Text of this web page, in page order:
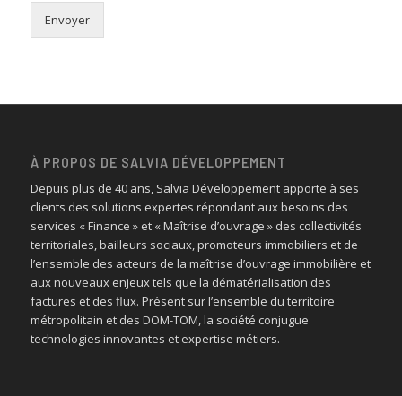
Envoyer
À PROPOS DE SALVIA DÉVELOPPEMENT
Depuis plus de 40 ans, Salvia Développement apporte à ses
clients des solutions expertes répondant aux besoins des
services « Finance » et « Maîtrise d’ouvrage » des collectivités
territoriales, bailleurs sociaux, promoteurs immobiliers et de
l’ensemble des acteurs de la maîtrise d’ouvrage immobilière et
aux nouveaux enjeux tels que la dématérialisation des
factures et des flux. Présent sur l’ensemble du territoire
métropolitain et des DOM-TOM, la société conjugue
technologies innovantes et expertise métiers.